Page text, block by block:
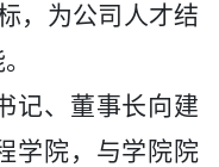
，为公司人才结
记、董事长向建
学院，与学院院